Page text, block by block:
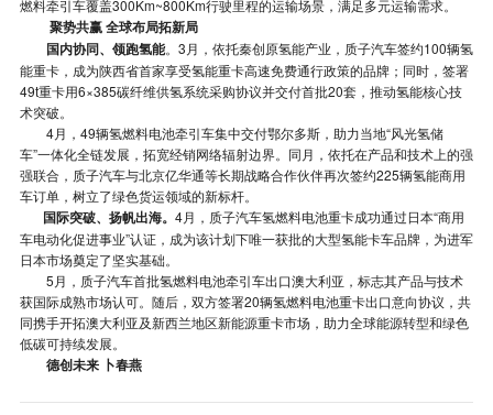
燃料牵引车覆盖300Km~800Km行驶里程的运输场景，满足多元运输需求。
聚势共赢 全球布局拓新局
国内协同、领跑氢能。3月，依托秦创原氢能产业，质子汽车签约100辆氢
能重卡，成为陕西省首家享受氢能重卡高速免费通行政策的品牌；同时，签署
49t重卡用6×385碳纤维供氢系统采购协议并交付首批20套，推动氢能核心技
术突破。
4月，49辆氢燃料电池牵引车集中交付鄂尔多斯，助力当地“风光氢储
车”一体化全链发展，拓宽经销网络辐射边界。同月，依托在产品和技术上的强
强联合，质子汽车与北京亿华通等长期战略合作伙伴再次签约225辆氢能商用
车订单，树立了绿色货运领域的新标杆。
国际突破、扬帆出海。 4月，质子汽车氢燃料电池重卡成功通过日本“商用
车电动化促进事业”认证，成为该计划下唯一获批的大型氢能卡车品牌，为进军
日本市场奠定了坚实基础。
5月，质子汽车首批氢燃料电池牵引车出口澳大利亚，标志其产品与技术
获国际成熟市场认可。随后，双方签署20辆氢燃料电池重卡出口意向协议，共
同携手开拓澳大利亚及新西兰地区新能源重卡市场，助力全球能源转型和绿色
低碳可持续发展。
德创未来 卜春燕